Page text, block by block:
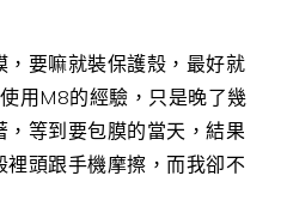
要嘛就裝保護殼，最好就
用M8的經驗，只是晚了幾
等到要包膜的當天，結果
頭跟手機摩擦，而我卻不